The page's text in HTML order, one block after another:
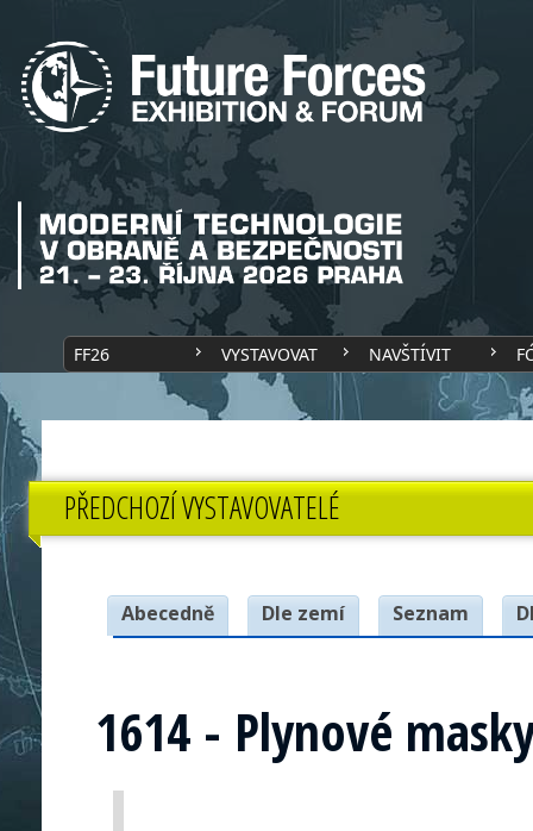
FF26 VYSTAVOVAT NAVŠTÍVIT
PŘEDCHOZÍ VYSTAVOVATELÉ
Abecedně Dle zemí Seznam
1614 - Plynové